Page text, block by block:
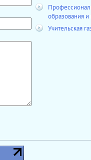
образования
Учительская